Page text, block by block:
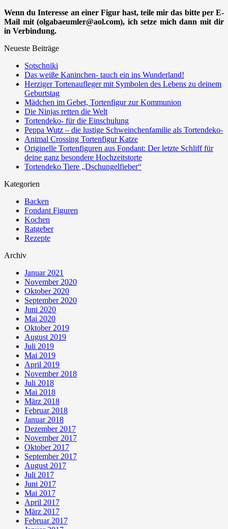
Wenn du Interesse an einer Figur hast, teile mir das bitte per E-
Mail mit (olgabaeumler@aol.com), ich setze mich dann mit dir
in Verbindung.
Neueste Beiträge
Sotschniki
Das weiße Kaninchen- tauch ein ins Wunderland!
Herziger Tortenaufleger mit Symbolen des Lebens zu deinem
Geburtstag
Mädchen im Gebet, Tortenfigur zur Kommunion
Die Ninjas retten die Welt
Tortendeko- für die Einschulung
Peppa Wutz – die lustige Schweinchenfamilie als Tortendeko-
Animal Crossing Tortenfigur Katze
Originelle Tortenfiguren aus Fondant: Der letzte Schliff für
deine ganz besondere Hochzeitstorte
Tortendeko Tiere „Dschungelfieber“
Kategorien
Backen
Fondant Figuren
Kochen
Ratgeber
Rezepte
Archiv
Januar 2021
November 2020
Oktober 2020
September 2020
Juni 2020
Mai 2020
Oktober 2019
August 2019
Juli 2019
Mai 2019
April 2019
November 2018
Juli 2018
Mai 2018
März 2018
Februar 2018
Januar 2018
Dezember 2017
November 2017
Oktober 2017
September 2017
August 2017
Juli 2017
Juni 2017
Mai 2017
April 2017
März 2017
Februar 2017